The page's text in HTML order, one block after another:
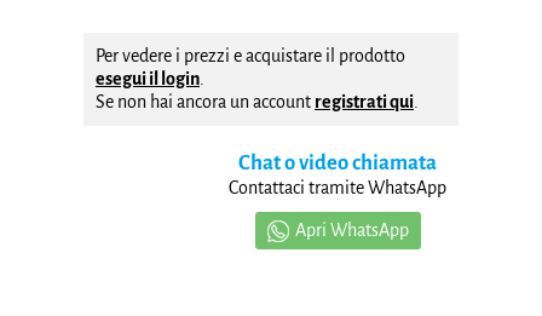
Per vedere i prezzi e acquistare il prodotto
esegui il login
Se non hai ancora un account registrati qui
Chat o video chiamata
Contattaci tramite WhatsApp
Apri WhatsApp